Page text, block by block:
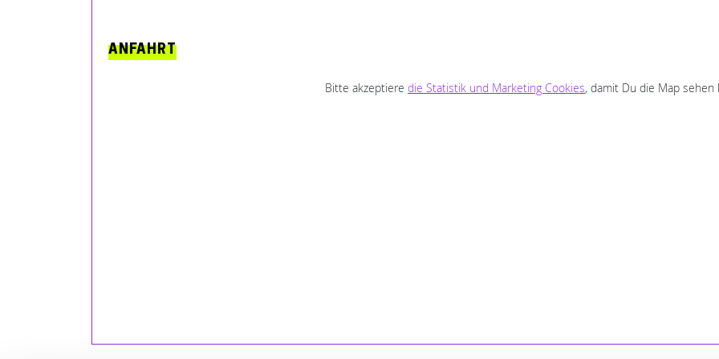
ANFAHRT
Bitte akzeptiere die Statistik und Marketing Cookies, damit Du die Map sehen